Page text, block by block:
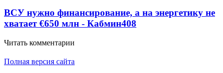
ВСУ нужно финансирование, а на энергетику не
хватает €650 млн - Кабмин408
Читать комментарии
Полная версия сайта